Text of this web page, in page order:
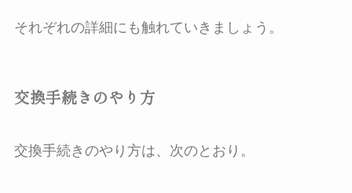
それぞれの詳細にも触れていきましょう。
交換手続きのやり方
交換手続きのやり方は、次のとおり。